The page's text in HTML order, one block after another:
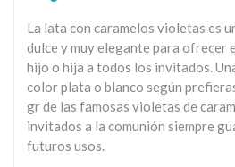
La lata con caramelos violetas es
dulce y muy elegante para ofrecer
hijo o hija a todos los invitados.
color plata o blanco según
gr de las famosas violetas de
invitados a la comunión siempre
futuros usos.